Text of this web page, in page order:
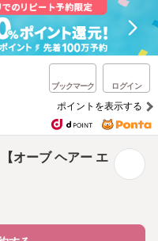
ブックマーク ログイン
ポイントを表示する
オーブ ヘアー エ